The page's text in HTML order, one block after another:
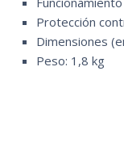
Protección
Dimensiones
Peso: 1,8 kg